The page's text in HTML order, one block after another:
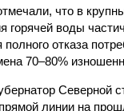
что в
горячей воды
отказа
70–80%
Северной
линии на